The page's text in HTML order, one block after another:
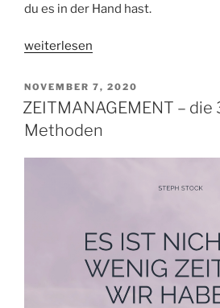
du es in der Hand hast.
„ZUFRIEDEN
10x
mehr,
wenn
Folgendes
weiterlesen
VERÖFFENTLICHT
AM
NOVEMBER 7, 2020
ZEITMANAGEMENT – die
Methoden